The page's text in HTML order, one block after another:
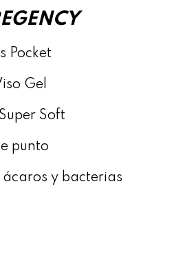
Pocket
Gel
Soft
punto
y bacterias